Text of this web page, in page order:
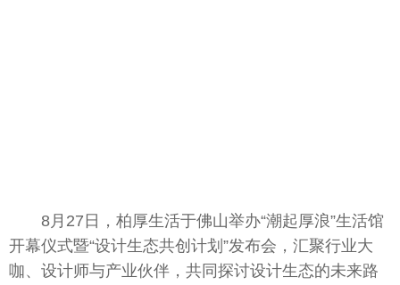
8月27日，柏厚生活于佛山举办“潮起厚浪”生活馆
开幕仪式暨“设计生态共创计划”发布会，汇聚行业大
咖、设计师与产业伙伴，共同探讨设计生态的未来路